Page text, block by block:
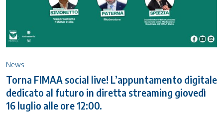
News
Torna FIMAA social live! L’appuntamento digitale
dedicato al futuro in diretta streaming giovedì
16 luglio alle ore 12:00.